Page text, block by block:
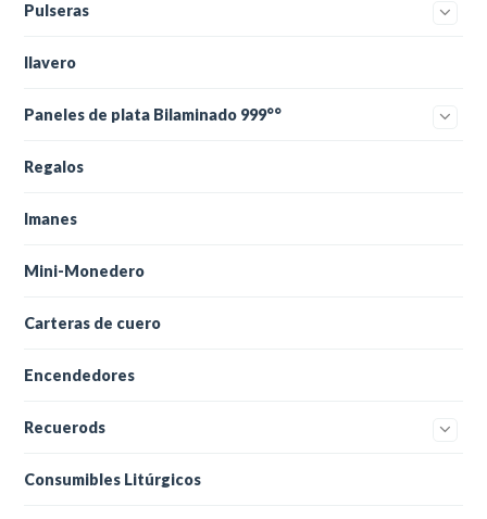
Pulseras
llavero
Paneles de plata Bilaminado 999°°
Regalos
Imanes
Mini-Monedero
Carteras de cuero
Encendedores
Recuerods
Consumibles Litúrgicos